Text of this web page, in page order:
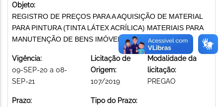
Objeto:
REGISTRO DE PREÇOS PARA A AQUISIÇÃO DE MATERIAL
PARA PINTURA (TINTA LÁTEX ACRÍLICA) MATERIAIS PARA
MANUTENÇÃO DE BENS IMÓVEIS PÚBLICOS
Vigência:
09-SEP-20 a 08-
SEP-21
Licitação de
Origem:
107/2019
Modalidade da
licitação:
PREGAO
Prazo:
Tipo do Prazo: